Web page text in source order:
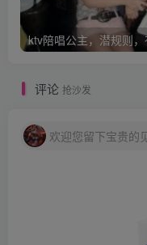
评论 抢沙发
欢迎您留下宝贵的